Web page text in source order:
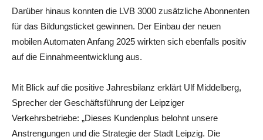
Darüber hinaus konnten die LVB 3000 zusätzliche Abonnenten
für das Bildungsticket gewinnen. Der Einbau der neuen
mobilen Automaten Anfang 2025 wirkten sich ebenfalls positiv
auf die Einnahmeentwicklung aus.
Mit Blick auf die positive Jahresbilanz erklärt Ulf Middelberg,
Sprecher der Geschäftsführung der Leipziger
Verkehrsbetriebe: „Dieses Kundenplus belohnt unsere
Anstrengungen und die Strategie der Stadt Leipzig. Die